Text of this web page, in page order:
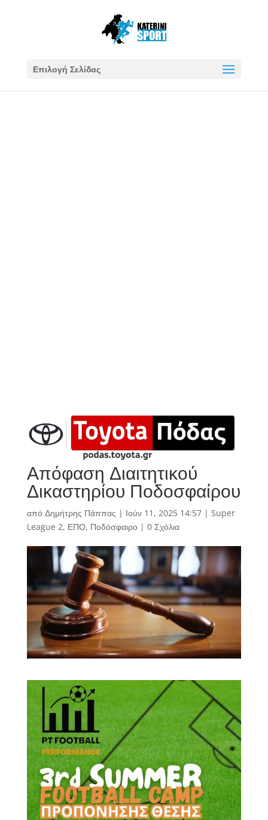
Επιλογή Σελίδας
Απόφαση Διαιτητικού
Δικαστηρίου Ποδοσφαίρου
από Δημήτρης Πάππας | Ιούν 11, 2025 14:57| Super
League 2, ΕΠΟ, Ποδόσφαιρο| 0 Σχόλια